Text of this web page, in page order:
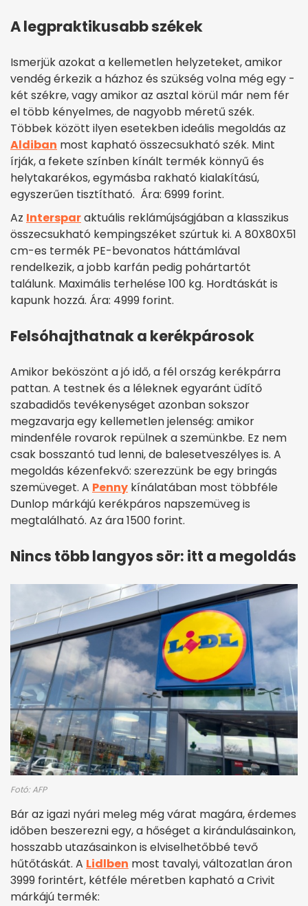
A legpraktikusabb székek
Ismerjük azokat a kellemetlen helyzeteket, amikor
vendég érkezik a házhoz és szükség volna még egy -
két székre, vagy amikor az asztal körül már nem fér
el több kényelmes, de nagyobb méretű szék.
Többek között ilyen esetekben ideális megoldás az
Aldiban most kapható összecsukható szék. Mint
írják, a fekete színben kínált termék könnyű és
helytakarékos, egymásba rakható kialakítású,
egyszerűen tisztítható. Ára: 6999 forint.
Az Intersparaktuális reklámújságjában a klasszikus
összecsukható kempingszéket szúrtuk ki. A 80X80X51
cm-es termék PE-bevonatos háttámlával
rendelkezik, a jobb karfán pedig pohártartót
találunk. Maximális terhelése 100 kg. Hordtáskát is
kapunk hozzá. Ára: 4999 forint.
Felsóhajthatnak a kerékpárosok
Amikor beköszönt a jó idő, a fél ország kerékpárra
pattan. A testnek és a léleknek egyaránt üdítő
szabadidős tevékenységet azonban sokszor
megzavarja egy kellemetlen jelenség: amikor
mindenféle rovarok repülnek a szemünkbe. Ez nem
csak bosszantó tud lenni, de balesetveszélyes is. A
megoldás kézenfekvő: szerezzünk be egy bringás
szemüveget. A Penny kínálatában most többféle
Dunlop márkájú kerékpáros napszemüveg is
megtalálható. Az ára 1500 forint.
Nincs több langyos sör: itt a megoldás
Fotó: AFP
Bár az igazi nyári meleg még várat magára, érdemes
időben beszerezni egy, a hőséget a kirándulásainkon,
hosszabb utazásainkon is elviselhetőbbé tevő
hűtőtáskát. A Lidlben most tavalyi, változatlan áron
3999 forintért, kétféle méretben kapható a Crivit
márkájú termék: